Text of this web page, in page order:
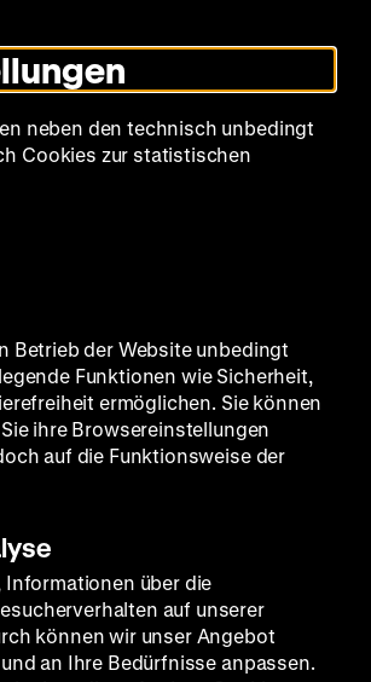
zum
Deutschen
Historischen
in
Deutscher
zum
Deutschen
Historischen
in
Leichter
Bildung Museum
neben den technisch unbedingt
Cookies zur statistischen
Betrieb der Website unbedingt
Funktionen wie Sicherheit,
ermöglichen. Sie können
ihre Browsereinstellungen
auf die Funktionsweise der
Informationen über die
auf unserer
können wir unser Angebot
an Ihre Bedürfnisse anpassen.